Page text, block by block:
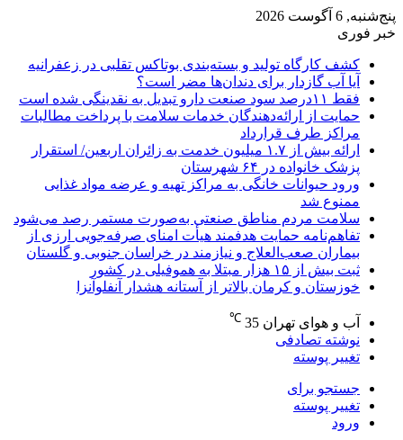
پنج‌شنبه, 6 آگوست 2026
خبر فوری
کشف کارگاه تولید و بسته‌بندی بوتاکس تقلبی در زعفرانیه
آیا آب گازدار برای دندان‌ها مضر است؟
فقط ۱۱‌درصد سود صنعت دارو تبدیل به نقدینگی شده است
حمایت از ارائه‌دهندگان خدمات سلامت با پرداخت مطالبات
مراکز طرف قرارداد
ارائه بیش از ۱.۷ میلیون خدمت به زائران اربعین/ استقرار
پزشک خانواده در ۶۴ شهرستان
ورود حیوانات خانگی به مراکز تهیه و عرضه مواد غذایی
ممنوع شد
سلامت مردم مناطق صنعتی به‌صورت مستمر رصد می‌شود
تفاهم‌نامه حمایت هدفمند هیأت امنای صرفه‌جویی ارزی از
بیماران صعب‌العلاج و نیازمند در خراسان جنوبی و گلستان
ثبت بیش از ۱۵ هزار مبتلا به هموفیلی در کشور
خوزستان و کرمان بالاتر از آستانه هشدار آنفلوآنزا
آب و هوای تهران 35
℃
نوشته تصادفی
تغییر پوسته
جستجو برای
تغییر پوسته
ورود